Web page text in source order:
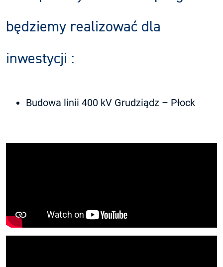
będziemy realizować dla
inwestycji :
Budowa linii 400 kV Grudziądz – Płock